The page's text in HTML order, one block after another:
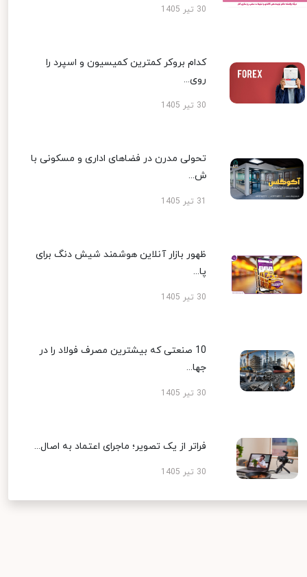
30 تیر 1405
کدام بروکر کمترین کمیسیون و اسپرد را
روی...
30 تیر 1405
تحولی مدرن در فضاهای اداری و مسکونی با
ش...
ظهور بازار آنلاین هوشمند شیش دنگ برای
پا...
30 تیر 1405
10 صنعتی که بیشترین مصرف فولاد را در
جها...
30 تیر 1405
فراتر از یک تصویر؛ ماجرای اعتماد به اصال...
30 تیر 1405